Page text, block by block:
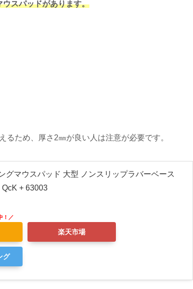
スパッドがあります。
ため、厚さ2㎜が良い人は注意が必要です。
グマウスパッド 大型 ノンスリップラバーベース
+ 63003
楽天市場
グ